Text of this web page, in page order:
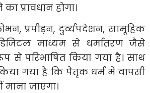
प्रावधान होगा।
प्रपीड़न, दुर्व्यपदेशन, सामूहिक
माध्यम से धर्मांतरण जैसे
से परिभाषित किया गया है। साथ
गया है कि पैतृक धर्म में वापसी
माना जाएगा।